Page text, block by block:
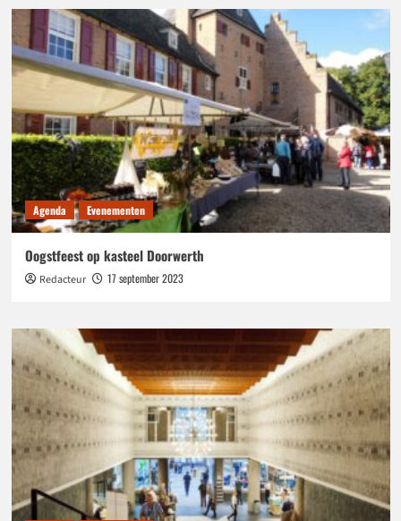
Agenda Evenementen
Oogstfeest op kasteel Doorwerth
Redacteur 17 september 2023